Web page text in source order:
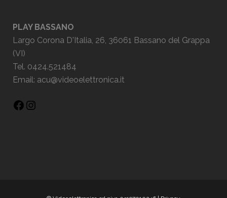
PLAY BASSANO
Largo Corona D'Italia, 26, 36061 Bassano del Grappa
(VI)
Tel. 0424.521484
Email: acu@videoelettronica.it